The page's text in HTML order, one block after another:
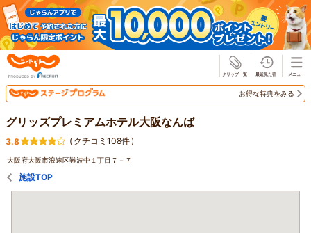
お得な特典をみる
グリッズプレミアムホテル大阪なんば
3.8 ( クチコミ108件)
大阪府大阪市浪速区難波中１丁目７－７
施設TOP